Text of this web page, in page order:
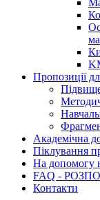
Пропозиції
Академічна
Піклування
На допомогу
FAQ -
Контакти